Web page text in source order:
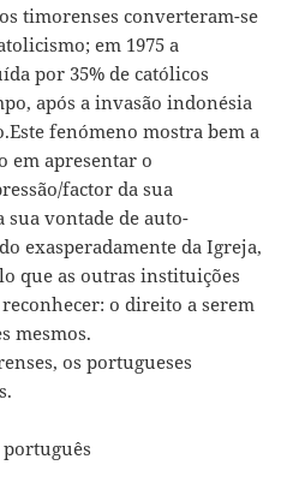
timorenses converteram-se
em 1975 a
por 35% de católicos
após a invasão indonésia
fenómeno mostra bem a
em apresentar o
factor da sua
vontade de auto-
exasperadamente da Igreja,
que as outras instituições
o direito a serem
mesmos.
os portugueses